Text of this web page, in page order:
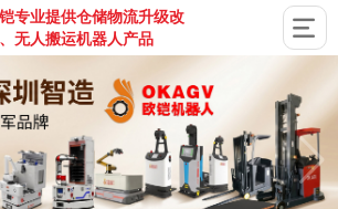
专业提供仓储物流升级改
无人搬运机器人产品